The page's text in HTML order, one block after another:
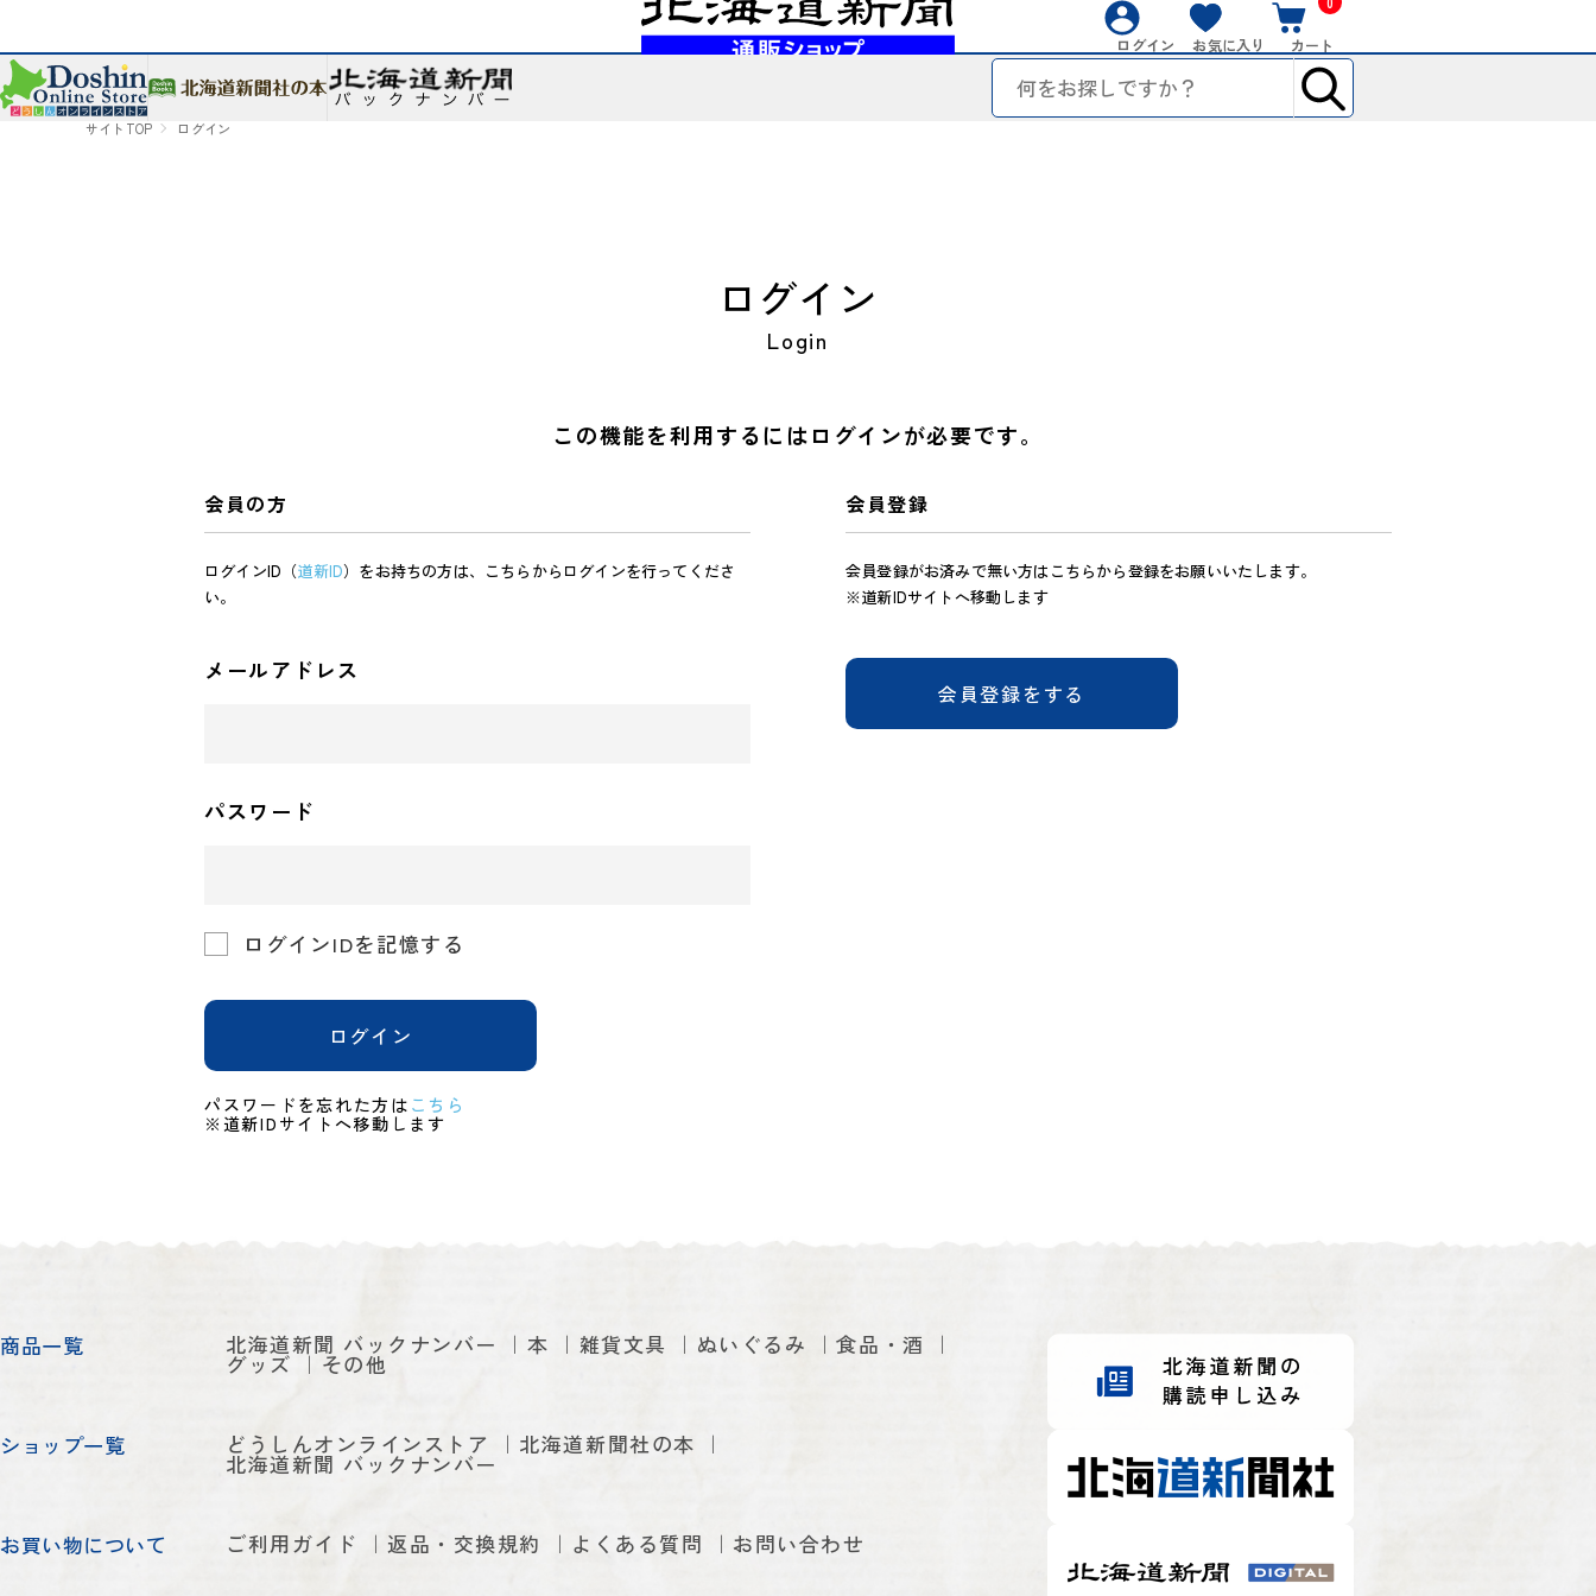
ログイン お気に入り カート
サイトTOP ログイン
ログイン
Login
この機能を利用するにはログインが必要です。
会員の方
ログインID（道新ID）をお持ちの方は、こちらからログインを行ってくださ
い。
メールアドレス
パスワード
ログインIDを記憶する
ログイン
パスワードを忘れた方は こちら
※道新IDサイトへ移動します
会員登録
会員登録がお済みで無い方はこちらから登録をお願いいたします。
※道新IDサイトへ移動します
会員登録をする
商品一覧 北海道新聞 バックナンバー 本 雑貨文具 ぬいぐるみ 食品・酒
グッズ その他
ショップ一覧 どうしんオンラインストア 北海道新聞社の本
北海道新聞 バックナンバー
お買い物について ご利用ガイド 返品・交換規約 よくある質問 お問い合わせ